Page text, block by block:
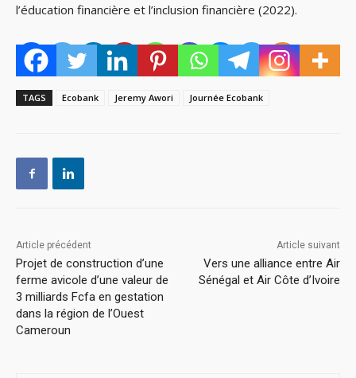
l’éducation financière et l’inclusion financière (2022).
TAGS Ecobank Jeremy Awori Journée Ecobank
Article précédent
Projet de construction d’une
ferme avicole d’une valeur de
3 milliards Fcfa en gestation
dans la région de l’Ouest
Cameroun
Article suivant
Vers une alliance entre Air
Sénégal et Air Côte d’Ivoire